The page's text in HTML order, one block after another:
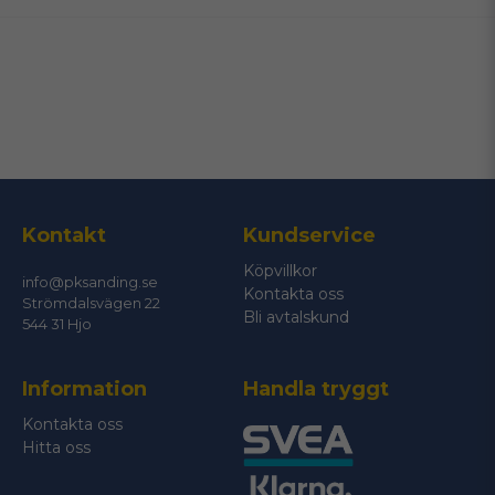
Ja, ni får publicera min fråga
Skicka fråga
Kontakt
info@pksanding.se
Strömdalsvägen 22
544 31 Hjo
Kundservice
Köpvillkor
Kontakta oss
Bli avtalskund
Information
Kontakta oss
Hitta oss
Handla tryggt